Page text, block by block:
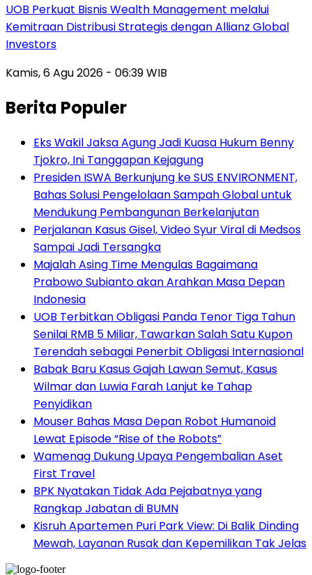
UOB Perkuat Bisnis Wealth Management melalui
Kemitraan Distribusi Strategis dengan Allianz Global
Investors
Kamis, 6 Agu 2026 - 06:39 WIB
Berita Populer
Eks Wakil Jaksa Agung Jadi Kuasa Hukum Benny
Tjokro, Ini Tanggapan Kejagung
Presiden ISWA Berkunjung ke SUS ENVIRONMENT,
Bahas Solusi Pengelolaan Sampah Global untuk
Mendukung Pembangunan Berkelanjutan
Perjalanan Kasus Gisel, Video Syur Viral di Medsos
Sampai Jadi Tersangka
Majalah Asing Time Mengulas Bagaimana
Prabowo Subianto akan Arahkan Masa Depan
Indonesia
UOB Terbitkan Obligasi Panda Tenor Tiga Tahun
Senilai RMB 5 Miliar, Tawarkan Salah Satu Kupon
Terendah sebagai Penerbit Obligasi Internasional
Babak Baru Kasus Gajah Lawan Semut, Kasus
Wilmar dan Luwia Farah Lanjut ke Tahap
Penyidikan
Mouser Bahas Masa Depan Robot Humanoid
Lewat Episode “Rise of the Robots”
Wamenag Dukung Upaya Pengembalian Aset
First Travel
BPK Nyatakan Tidak Ada Pejabatnya yang
Rangkap Jabatan di BUMN
Kisruh Apartemen Puri Park View: Di Balik Dinding
Mewah, Layanan Rusak dan Kepemilikan Tak Jelas